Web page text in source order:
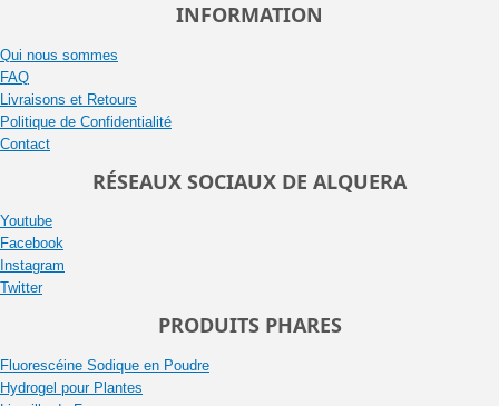
INFORMATION
Qui nous sommes
FAQ
Livraisons et Retours
Politique de Confidentialité
Contact
RÉSEAUX SOCIAUX DE ALQUERA
Youtube
Facebook
Instagram
Twitter
PRODUITS PHARES
Fluorescéine Sodique en Poudre
Hydrogel pour Plantes